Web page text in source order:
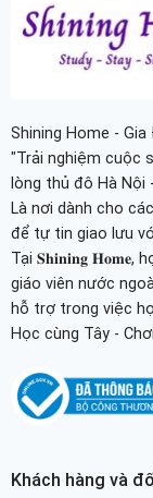
Shining Home - Gia
"Trải nghiệm cuộc
lòng thủ đô Hà Nội
Là nơi dành cho
để tự tin giao lưu
Tại 𝐒𝐡𝐢𝐧𝐢𝐧𝐠 𝐇𝐨𝐦𝐞,
giáo viên nước
hỗ trợ trong việc
Học cùng Tây -
Khách hàng và